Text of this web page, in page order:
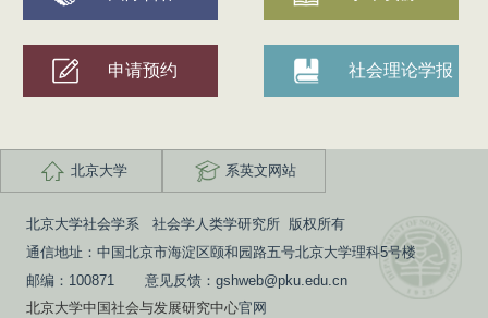
申请预约 社会理论学报
北京大学 系英文网站
北京大学社会学系 社会学人类学研究所 版权所有
通信地址：中国北京市海淀区颐和园路五号北京大学理科5号楼
邮编：100871 意见反馈：gshweb@pku.edu.cn
北京大学中国社会与发展研究中心官网